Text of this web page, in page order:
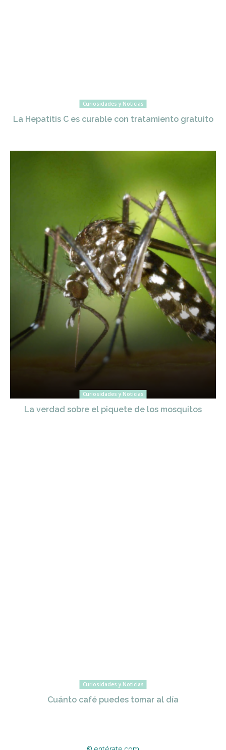
Curiosidades y Noticias
La Hepatitis C es curable con tratamiento gratuito
Curiosidades y Noticias
La verdad sobre el piquete de los mosquitos
Curiosidades y Noticias
Cuánto café puedes tomar al día
© entérate.com